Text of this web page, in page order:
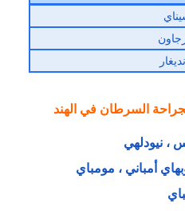
، نيودلهي
أمباني ، مومباي